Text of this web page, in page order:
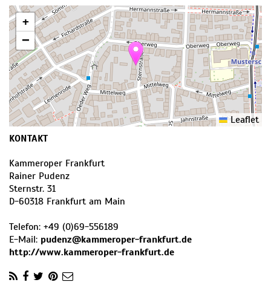
+
−
Leaflet
KONTAKT
Kammeroper Frankfurt
Rainer Pudenz
Sternstr. 31
D-60318 Frankfurt am Main
Telefon: +49 (0)69-556189
E-Mail: pudenz@kammeroper-frankfurt.de
http://www.kammeroper-frankfurt.de